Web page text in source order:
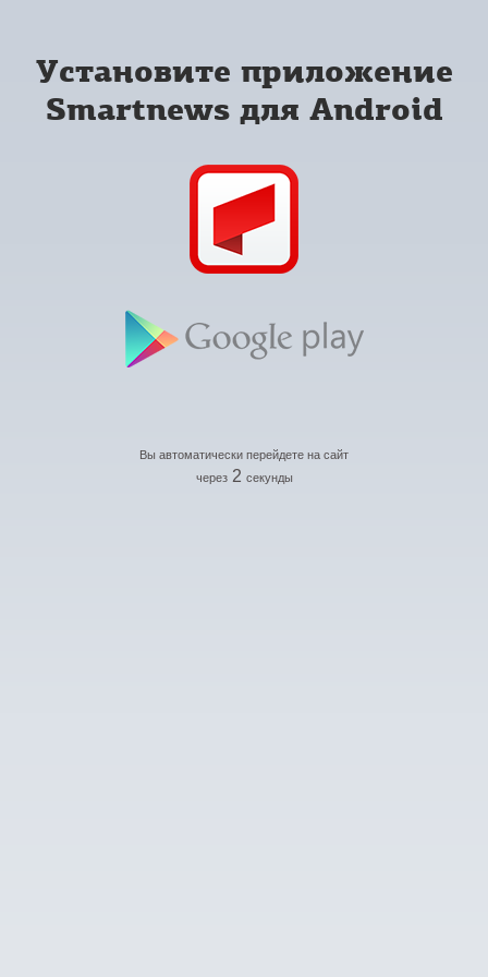
Установите приложение
Smartnews для Android
Вы автоматически перейдете на сайт
через 2 секунды